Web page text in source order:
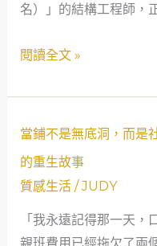
見
舖
會
安
全
名）」的結構工程師，
新
爸
舖
如
何
為
閱讀全文 »
當鋪不是無底洞，而是
的重生故事
質感生活/JUDY
「我永遠記得那一天
當
是
無